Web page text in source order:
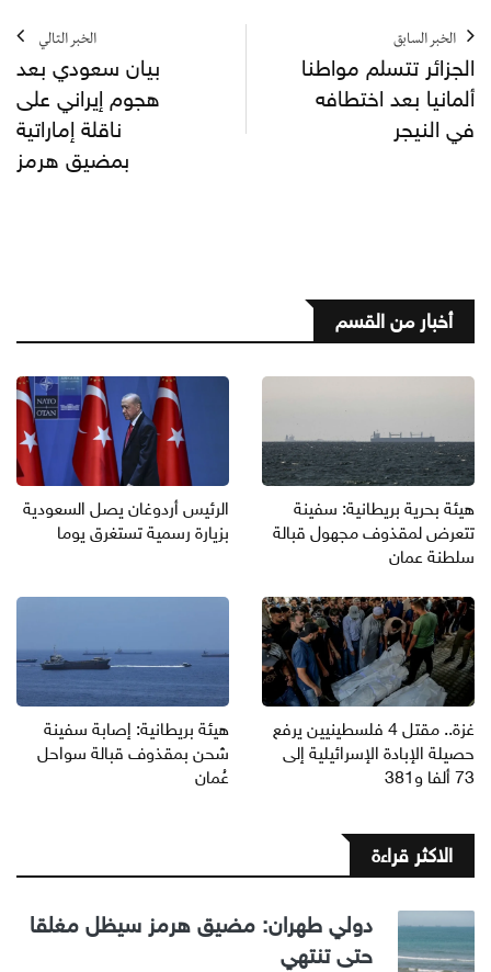
الخبر السابق
الجزائر تتسلم مواطنا
ألمانيا بعد اختطافه
في النيجر
الخبر التالي
بيان سعودي بعد
هجوم إيراني على
ناقلة إماراتية
بمضيق هرمز
أخبار من القسم
هيئة بحرية بريطانية: سفينة
تتعرض لمقذوف مجهول قبالة
سلطنة عمان
الرئيس أردوغان يصل السعودية
بزيارة رسمية تستغرق يوما
غزة.. مقتل 4 فلسطينيين يرفع
حصيلة الإبادة الإسرائيلية إلى
73 ألفا و381
هيئة بريطانية: إصابة سفينة
شحن بمقذوف قبالة سواحل
عُمان
الاكثر قراءة
دولي طهران: مضيق هرمز سيظل مغلقا
حتى تنتهي